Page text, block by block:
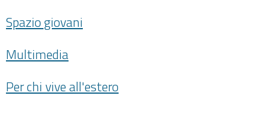
Spazio giovani
Multimedia
Per chi vive all'estero